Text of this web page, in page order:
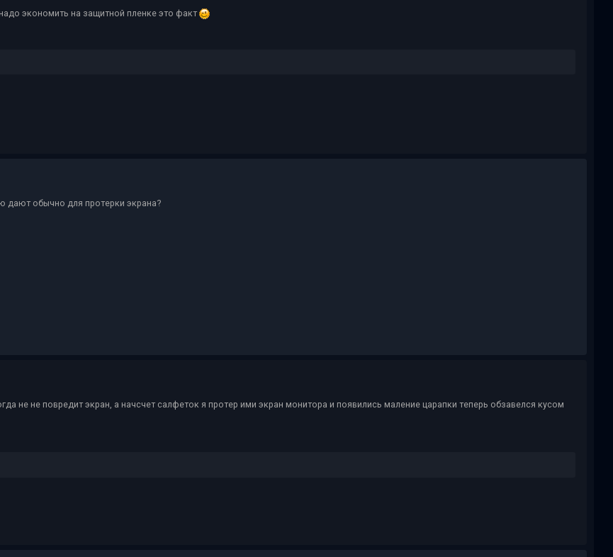
экономить на защитной пленке это факт
дают обычно для протерки экрана?
не не повредит экран, а начсчет салфеток я протер ими экран монитора и появились маление царапки теперь обзавелся кусом